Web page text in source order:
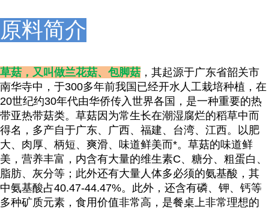
原料简介
草菇，又叫做兰花菇、包脚菇 ，其起源于广东省韶关市
南华寺中，于300多年前我国已经开水人工栽培种植，在
20世纪约30年代由华侨传入世界各国，是一种重要的热
带亚热带菇类。草菇因为常生长在潮湿腐烂的稻草中而
得名，多产自于广东、广西、福建、台湾、江西。以肥
大、肉厚、柄短、爽滑、味道鲜美而*。草菇的味道鲜
美，营养丰富，内含有大量的维生素C、糖分、粗蛋白、
脂肪、灰分等；此外还有大量人体多必须的氨基酸，其
中氨基酸占40.47-44.47%。此外，还含有磷、钾、钙等
多种矿质元素，食用价值非常高，是餐桌上非常理想的